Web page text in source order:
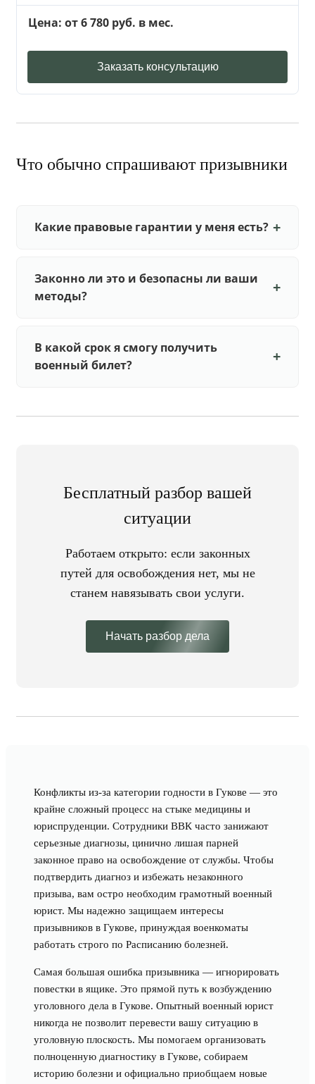
Цена: от 6 780 руб. в мес.
Заказать консультацию
Что обычно спрашивают призывники
Какие правовые гарантии у меня есть?
Законно ли это и безопасны ли ваши
методы?
В какой срок я смогу получить
военный билет?
Бесплатный разбор вашей
ситуации
Работаем открыто: если законных
путей для освобождения нет, мы не
станем навязывать свои услуги.
Начать разбор дела
Конфликты из-за категории годности в Гукове — это
крайне сложный процесс на стыке медицины и
юриспруденции. Сотрудники ВВК часто занижают
серьезные диагнозы, цинично лишая парней
законное право на освобождение от службы. Чтобы
подтвердить диагноз и избежать незаконного
призыва, вам остро необходим грамотный военный
юрист. Мы надежно защищаем интересы
призывников в Гукове, принуждая военкоматы
работать строго по Расписанию болезней.
Самая большая ошибка призывника — игнорировать
повестки в ящике. Это прямой путь к возбуждению
уголовного дела в Гукове. Опытный военный юрист
никогда не позволит перевести вашу ситуацию в
уголовную плоскость. Мы помогаем организовать
полноценную диагностику в Гукове, собираем
историю болезни и официально приобщаем новые